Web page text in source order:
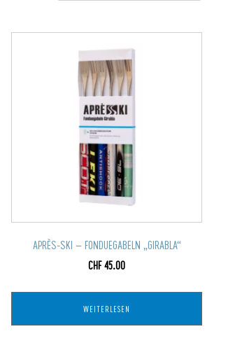
APRÈS-SKI – FONDUEGABELN „GIRABLA“
CHF45.00
WEITERLESEN